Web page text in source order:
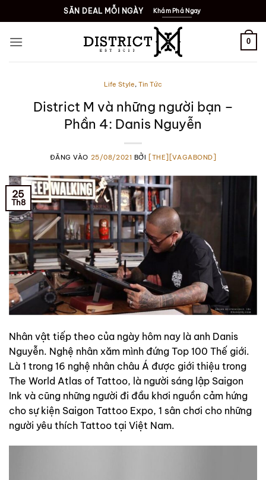
qua
nội
SĂN DEAL MỖI NGÀY Khám Phá Ngay
0
Life Style, Tin Tức
District M và những người bạn –
Phần 4: Danis Nguyễn
ĐĂNG VÀO 25/08/2021 BỞI [THE][VAGABOND]
25
Th8
Nhân vật tiếp theo của ngày hôm nay là anh Danis
Nguyễn. Nghệ nhân xăm mình đứng Top 100 Thế giới.
Là 1 trong 16 nghệ nhân châu Á được giới thiệu trong
The World Atlas of Tattoo, là người sáng lập Saigon
Ink và cũng những người đi đầu khơi nguồn cảm hứng
cho sự kiện Saigon Tattoo Expo, 1 sân chơi cho những
người yêu thích Tattoo tại Việt Nam.